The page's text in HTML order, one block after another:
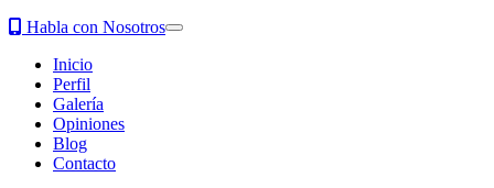
Habla con Nosotros
Inicio
Perfil
Galería
Opiniones
Blog
Contacto